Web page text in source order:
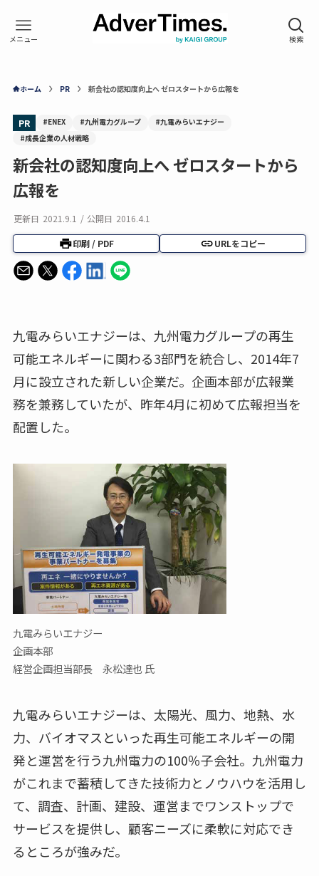
ホーム PR 新会社の認知度向上へ ゼロスタートから広報を
PR #ENEX #九州電力グループ
#九電みらいエナジー
#成長企業の人材戦略
新会社の認知度向上へ ゼロスタートから
広報を
更新日 2021.9.1 / 公開日 2016.4.1
印刷 / PDF URLをコピー
九電みらいエナジーは、九州電力グループの再生
可能エネルギーに関わる3部門を統合し、2014年7
月に設立された新しい企業だ。企画本部が広報業
務を兼務していたが、昨年4月に初めて広報担当を
配置した。
九電みらいエナジー
企画本部
経営企画担当部長 永松達也 氏
九電みらいエナジーは、太陽光、風力、地熱、水
力、バイオマスといった再生可能エネルギーの開
発と運営を行う九州電力の100％子会社。九州電力
がこれまで蓄積してきた技術力とノウハウを活用し
て、調査、計画、建設、運営までワンストップで
サービスを提供し、顧客ニーズに柔軟に対応でき
るところが強みだ。